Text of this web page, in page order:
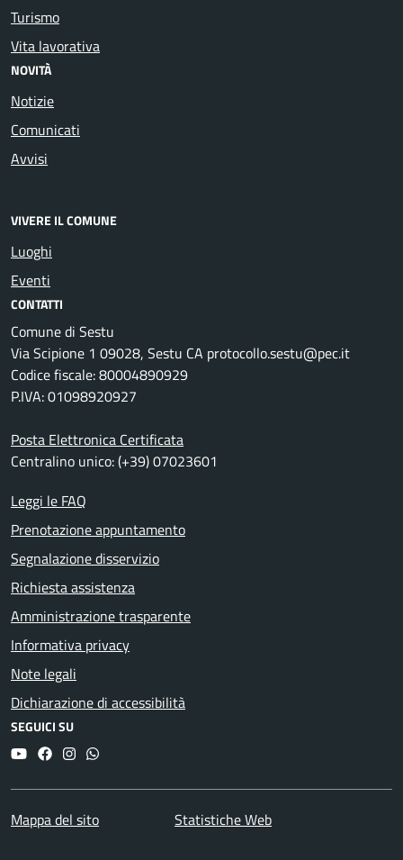
Turismo
Vita lavorativa
NOVITÀ
Notizie
Comunicati
Avvisi
VIVERE IL COMUNE
Luoghi
Eventi
CONTATTI
Comune di Sestu
Via Scipione 1 09028, Sestu CA protocollo.sestu@pec.it
Codice fiscale: 80004890929
P.IVA: 01098920927
Posta Elettronica Certificata
Centralino unico: (+39) 07023601
Leggi le FAQ
Prenotazione appuntamento
Segnalazione disservizio
Richiesta assistenza
Amministrazione trasparente
Informativa privacy
Note legali
Dichiarazione di accessibilità
SEGUICI SU
YouTubeFacebookInstagram
Whatsapp
Mappa del sito Statistiche Web